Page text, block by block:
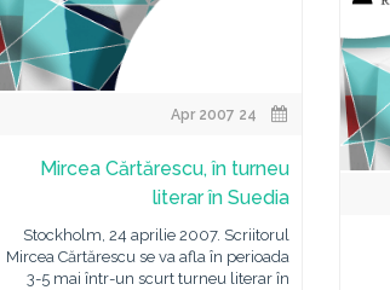
Mircea Cărtărescu, în turneu
literar în Suedia
Stockholm, 24 aprilie 2007. Scriitorul
Mircea Cărtărescu se va afla în perioada
3-5 mai într-un scurt turneu literar în